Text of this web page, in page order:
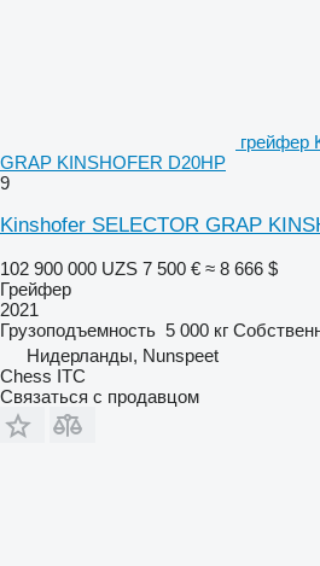
грейфер
GRAP KINSHOFER D20HP
9
Kinshofer SELECTOR GRAP
102 900 000 UZS 7 500 € ≈ 8 666 $
Грейфер
2021
Грузоподъемность 5 000 кг
Нидерланды, Nunspeet
Chess ITC
Связаться с продавцом